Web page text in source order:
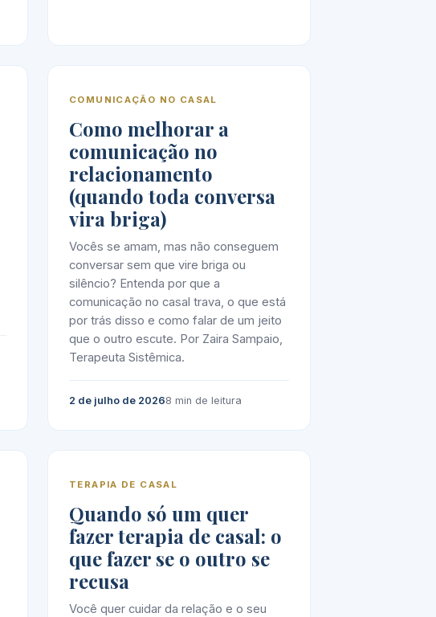
COMUNICAÇÃO NO CASAL
Como melhorar a
comunicação no
relacionamento
(quando toda conversa
vira briga)
Vocês se amam, mas não conseguem
conversar sem que vire briga ou
silêncio? Entenda por que a
comunicação no casal trava, o que está
por trás disso e como falar de um jeito
que o outro escute. Por Zaira Sampaio,
Terapeuta Sistêmica.
2 de julho de 20268 min de leitura
TERAPIA DE CASAL
Quando só um quer
fazer terapia de casal: o
que fazer se o outro se
recusa
Você quer cuidar da relação e o seu